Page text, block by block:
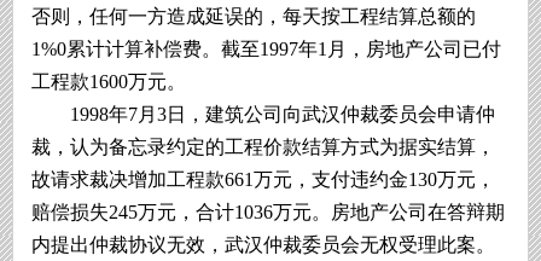
否则，任何一方造成延误的，每天按工程结算总额的
1%0累计计算补偿费。截至1997年1月，房地产公司已付
工程款1600万元。
1998年7月3日，建筑公司向武汉仲裁委员会申请仲
裁，认为备忘录约定的工程价款结算方式为据实结算，
故请求裁决增加工程款661万元，支付违约金130万元，
赔偿损失245万元，合计1036万元。房地产公司在答辩期
内提出仲裁协议无效，武汉仲裁委员会无权受理此案。